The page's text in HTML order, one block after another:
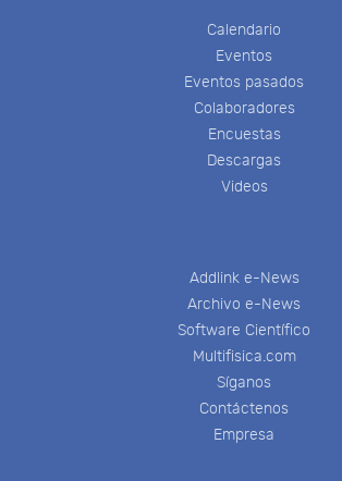
Calendario
Eventos
Eventos pasados
Colaboradores
Encuestas
Descargas
Videos
Addlink e-News
Archivo e-News
Software Científico
Multifisica.com
Síganos
Contáctenos
Empresa